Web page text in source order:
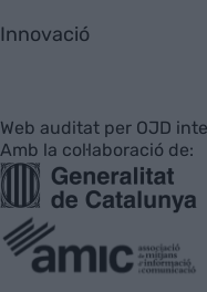
Innovació
Web auditat per OJD
Amb la col·laboració de: